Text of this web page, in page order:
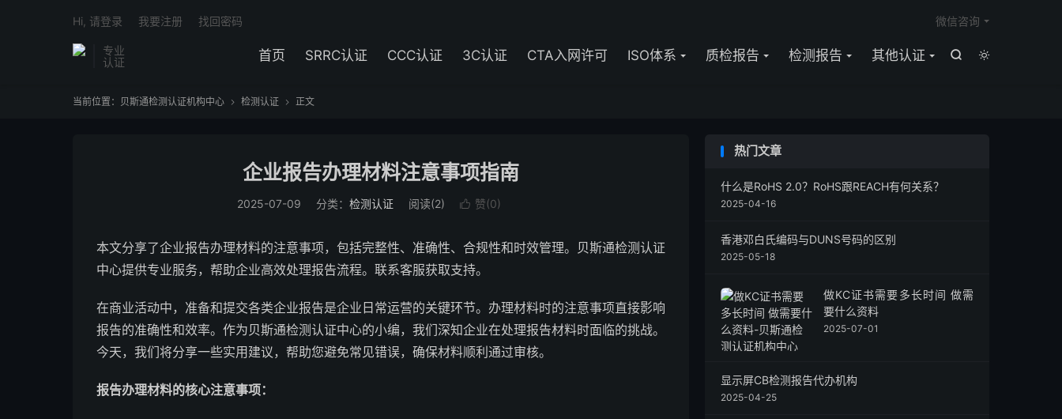
专业
认证


首页 SRRC认证 CCC认证 3C认证 CTA入网许可 ISO体系 质检报告 检测报告 其他认证
微信咨询
Hi, 请登录 我要注册 找回密码
当前位置： 贝斯通检测认证机构中心  检测认证  正文
企业报告办理材料注意事项指南
2025-07-09 分类： 检测认证 阅读(2)  赞(0)
本文分享了企业报告办理材料的注意事项，包括完整性、准确性、合规性和时效管理。贝斯通检测认证
中心提供专业服务，帮助企业高效处理报告流程。联系客服获取支持。
在商业活动中，准备和提交各类企业报告是企业日常运营的关键环节。办理材料时的注意事项直接影响
报告的准确性和效率。作为贝斯通检测认证中心的小编，我们深知企业在处理报告材料时面临的挑战。
今天，我们将分享一些实用建议，帮助您避免常见错误，确保材料顺利通过审核。
报告办理材料的核心注意事项：
热门文章
​什么是RoHS 2.0？RoHS跟REACH有何关系？
2025-04-16
香港邓白氏编码与DUNS号码的区别
2025-05-18
做KC证书需要多长时间 做需
要什么资料
2025-07-01
显示屏CB检测报告代办机构
2025-04-25